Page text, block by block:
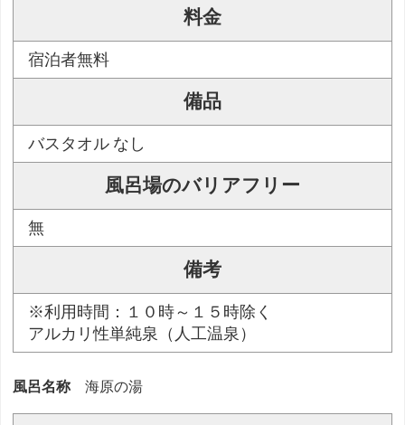
料金
宿泊者無料
備品
バスタオル なし
風呂場のバリアフリー
無
備考
※利用時間：１０時～１５時除く
アルカリ性単純泉（人工温泉）
風呂名称 海原の湯